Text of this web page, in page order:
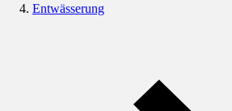
Entwässerung